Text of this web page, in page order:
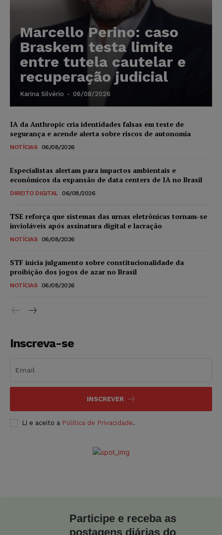
Marcello Perino: caso
Braskem testa limite
entre tutela cautelar e
recuperação judicial
Karina Silvério - 06/08/2026
IA da Anthropic cria identidades falsas em teste de
segurança e acende alerta sobre riscos de autonomia
NOTÍCIAS 06/08/2026
Especialistas alertam para impactos ambientais e
econômicos da expansão de data centers de IA no Brasil
DIREITO DIGITAL 06/08/2026
TSE reforça que sistemas das urnas eletrônicas tornam-se
invioláveis após assinatura digital e lacração
NOTÍCIAS 06/08/2026
STF inicia julgamento sobre constitucionalidade da
proibição dos jogos de azar no Brasil
NOTÍCIAS 06/08/2026
Inscreva-se
INSCREVER
Li e aceito a Política de Privacidade.
Participe e receba as
postagens diárias do